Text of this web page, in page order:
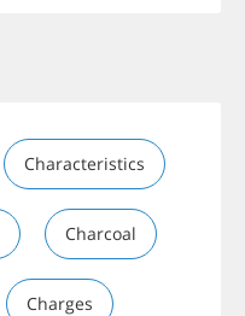
Characteristics
Charcoal
Charges